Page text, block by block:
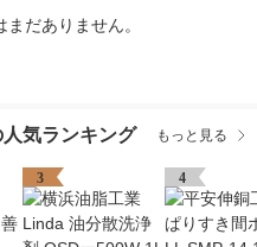
だありません。
気ランキング もっと見る
3 4